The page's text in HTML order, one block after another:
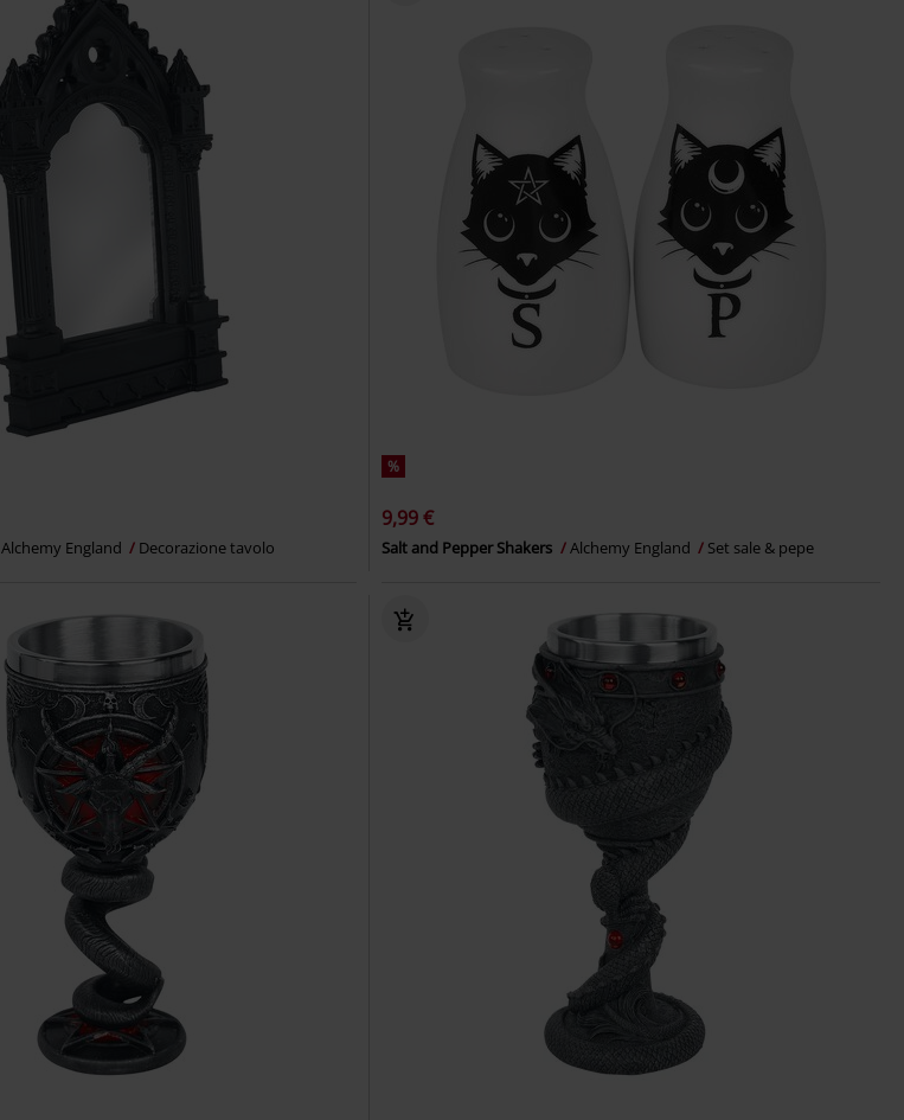
Alchemy England Decorazione tavolo
%
9,99 €
Salt and Pepper Shakers Alchemy England Set sale & pepe